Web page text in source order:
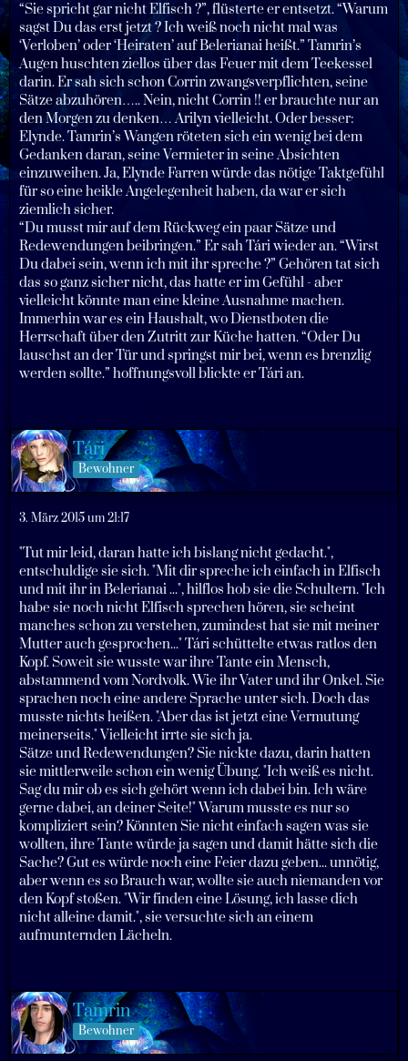
“Sie spricht gar nicht Elfisch ?”, flüsterte er entsetzt. “Warum
sagst Du das erst jetzt ? Ich weiß noch nicht mal was
‘Verloben’ oder ‘Heiraten’ auf Belerianai heißt.” Tamrin’s
Augen huschten ziellos über das Feuer mit dem Teekessel
darin. Er sah sich schon Corrin zwangsverpflichten, seine
Sätze abzuhören….. Nein, nicht Corrin !! er brauchte nur an
den Morgen zu denken… Arilyn vielleicht. Oder besser:
Elynde. Tamrin’s Wangen röteten sich ein wenig bei dem
Gedanken daran, seine Vermieter in seine Absichten
einzuweihen. Ja, Elynde Farren würde das nötige Taktgefühl
für so eine heikle Angelegenheit haben, da war er sich
ziemlich sicher.
“Du musst mir auf dem Rückweg ein paar Sätze und
Redewendungen beibringen.” Er sah Tári wieder an. “Wirst
Du dabei sein, wenn ich mit ihr spreche ?” Gehören tat sich
das so ganz sicher nicht, das hatte er im Gefühl - aber
vielleicht könnte man eine kleine Ausnahme machen.
Immerhin war es ein Haushalt, wo Dienstboten die
Herrschaft über den Zutritt zur Küche hatten. “Oder Du
lauschst an der Tür und springst mir bei, wenn es brenzlig
werden sollte.” hoffnungsvoll blickte er Tári an.
Tári
Bewohner
3. März 2015 um 21:17
"Tut mir leid, daran hatte ich bislang nicht gedacht.",
entschuldige sie sich. "Mit dir spreche ich einfach in Elfisch
und mit ihr in Belerianai ...", hilflos hob sie die Schultern. "Ich
habe sie noch nicht Elfisch sprechen hören, sie scheint
manches schon zu verstehen, zumindest hat sie mit meiner
Mutter auch gesprochen..." Tári schüttelte etwas ratlos den
Kopf. Soweit sie wusste war ihre Tante ein Mensch,
abstammend vom Nordvolk. Wie ihr Vater und ihr Onkel. Sie
sprachen noch eine andere Sprache unter sich. Doch das
musste nichts heißen. "Aber das ist jetzt eine Vermutung
meinerseits." Vielleicht irrte sie sich ja.
Sätze und Redewendungen? Sie nickte dazu, darin hatten
sie mittlerweile schon ein wenig Übung. "Ich weiß es nicht.
Sag du mir ob es sich gehört wenn ich dabei bin. Ich wäre
gerne dabei, an deiner Seite!" Warum musste es nur so
kompliziert sein? Könnten Sie nicht einfach sagen was sie
wollten, ihre Tante würde ja sagen und damit hätte sich die
Sache? Gut es würde noch eine Feier dazu geben... unnötig,
aber wenn es so Brauch war, wollte sie auch niemanden vor
den Kopf stoßen. "Wir finden eine Lösung, ich lasse dich
nicht alleine damit.", sie versuchte sich an einem
aufmunternden Lächeln.
Tamrin
Bewohner